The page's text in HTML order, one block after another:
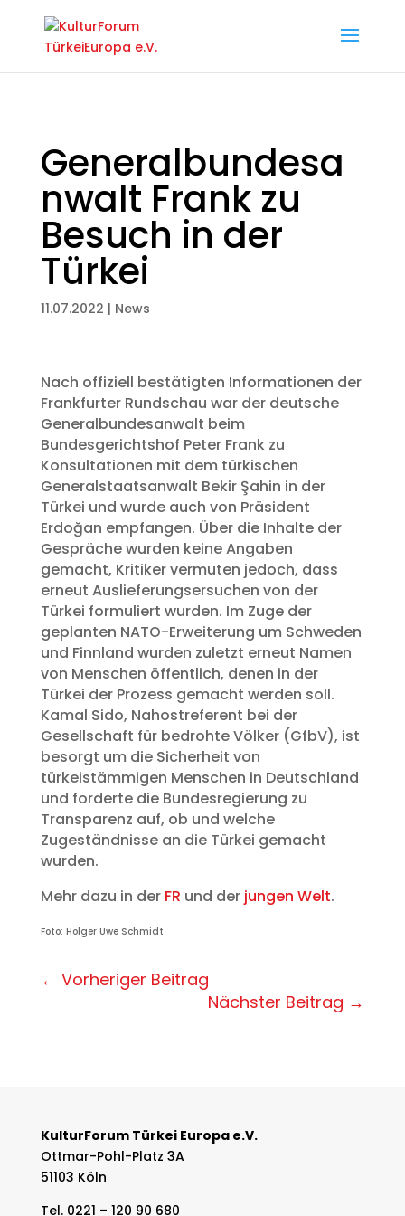
Generalbundesa
nwalt Frank zu
Besuch in der
Türkei
11.07.2022 | News
Nach offiziell bestätigten Informationen der
Frankfurter Rundschau war der deutsche
Generalbundesanwalt beim
Bundesgerichtshof Peter Frank zu
Konsultationen mit dem türkischen
Generalstaatsanwalt Bekir Şahin in der
Türkei und wurde auch von Präsident
Erdoğan empfangen. Über die Inhalte der
Gespräche wurden keine Angaben
gemacht, Kritiker vermuten jedoch, dass
erneut Auslieferungsersuchen von der
Türkei formuliert wurden. Im Zuge der
geplanten NATO-Erweiterung um Schweden
und Finnland wurden zuletzt erneut Namen
von Menschen öffentlich, denen in der
Türkei der Prozess gemacht werden soll.
Kamal Sido, Nahostreferent bei der
Gesellschaft für bedrohte Völker (GfbV), ist
besorgt um die Sicherheit von
türkeistämmigen Menschen in Deutschland
und forderte die Bundesregierung zu
Transparenz auf, ob und welche
Zugeständnisse an die Türkei gemacht
wurden.
Mehr dazu in der FR und der jungen Welt.
Foto: Holger Uwe Schmidt
← Vorheriger Beitrag
Nächster Beitrag →
KulturForum Türkei Europa e.V.
Ottmar-Pohl-Platz 3A
51103 Köln
Tel. 0221 – 120 90 680